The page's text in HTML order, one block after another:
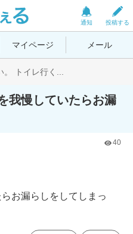
投稿する
通知
マイページ メール
。 トイレ行く...
我慢していたらお漏
40
お漏らしをしてしまっ